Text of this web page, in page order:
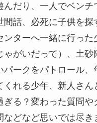
んだり、一人でベンチ
間話、必死に子供を探
ンターへ一緒に行った
ゃがいだって）、土砂
パークをパトロール、
くれる少年、新人さん
ぎる？変わった質問や
などなど思いでは尽き